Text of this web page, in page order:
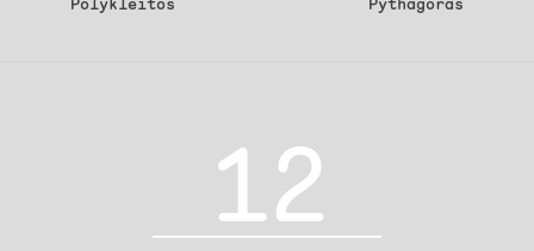
selaus
Pythagoras
Polykleitos
12